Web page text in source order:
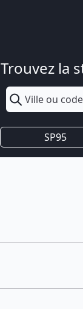
Trouvez la
SP95